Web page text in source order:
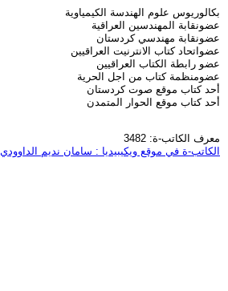
بكالوريوس علوم الهندسة الكيمياوية
عضونقابة المهندسين العراقية
عضونقابة مهندسي كردستان
عضواتحاد كتاب الانترنيت العراقيين
عضو رابطة الكتاب العراقيين
عضومنظمة كتاب من اجل الحرية
أحد كتاب موقع صوت كردستان
أحد كتاب موقع الحوار المتمدن
معرف الكاتب-ة: 3482
الكاتب-ة في موقع ويكيبيديا : سامان نديم الداوودي